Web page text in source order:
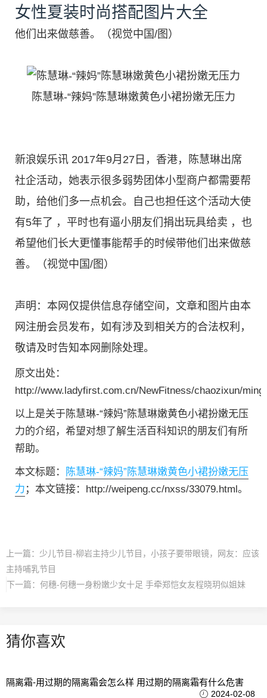
女性夏装时尚搭配图片大全
他们出来做慈善。（视觉中国/图）
陈慧琳-“辣妈”陈慧琳嫩黄色小裙扮嫩无压力
新浪娱乐讯 2017年9月27日，香港，陈慧琳出席
社企活动，她表示很多弱势团体小型商户都需要帮
助，给他们多一点机会。自己也担任这个活动大使
有5年了 ，平时也有逼小朋友们捐出玩具给卖 ，也
希望他们长大更懂事能帮手的时候带他们出来做慈
善。（视觉中国/图）
声明：本网仅提供信息存储空间，文章和图片由本
网注册会员发布，如有涉及到相关方的合法权利，
敬请及时告知本网删除处理。
原文出处：
http://www.ladyfirst.com.cn/NewFitness/chaozixun/
以上是关于陈慧琳-“辣妈”陈慧琳嫩黄色小裙扮嫩无压
力的介绍，希望对想了解生活百科知识的朋友们有所
帮助。
本文标题：
陈慧琳-“辣妈”陈慧琳嫩黄色小裙扮嫩无压
力 ；本文链接：http://weipeng.cc/nxss/33079.html。
上一篇： 少儿节目-柳岩主持少儿节目，小孩子要带眼镜，网友：应该
主持哺乳节目
下一篇： 何穗-何穗一身粉嫩少女十足 手牵郑恺女友程晓玥似姐妹
猜你喜欢
隔离霜-用过期的隔离霜会怎么样 用过期的隔离霜有什么危害
2024-02-08